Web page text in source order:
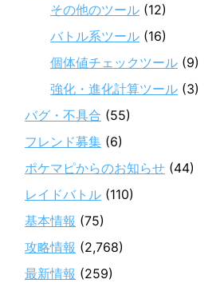
その他のツール (12)
バトル系ツール (16)
個体値チェックツール (9)
強化・進化計算ツール (3)
バグ・不具合 (55)
フレンド募集 (6)
ポケマピからのお知らせ (44)
レイドバトル (110)
基本情報 (75)
攻略情報 (2,768)
最新情報 (259)